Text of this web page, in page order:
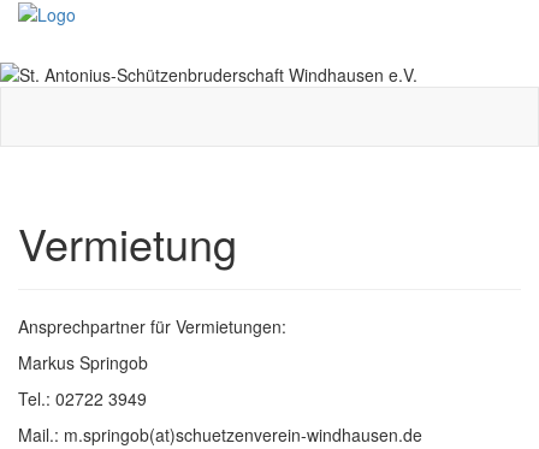
Vermietung
Ansprechpartner für Vermietungen:
Markus Springob
Tel.: 02722 3949
Mail.: m.springob(at)schuetzenverein-windhausen.de